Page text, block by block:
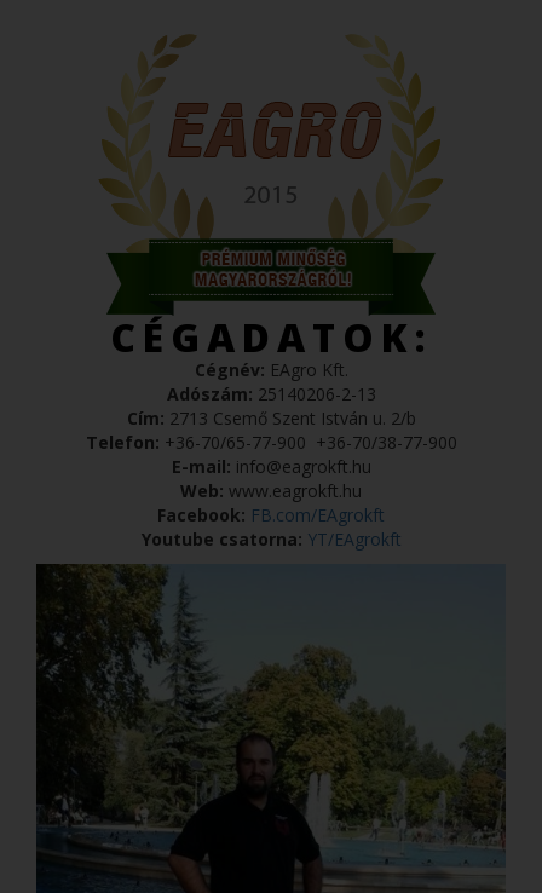
CÉGADATOK:
Cégnév: EAgro Kft.
Adószám: 25140206-2-13
Cím: 2713 Csemő Szent István u. 2/b
Telefon: +36-70/65-77-900 +36-70/38-77-900
E-mail: info@eagrokft.hu
Web: www.eagrokft.hu
Facebook: FB.com/EAgrokft
Youtube csatorna: YT/EAgrokft